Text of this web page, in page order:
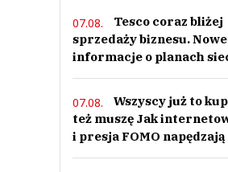
07.08.
Tesco coraz bliżej
sprzedaży biznesu. Nowe
informacje o planach
07.08.
Wszyscy już to
też muszę Jak
i presja FOMO